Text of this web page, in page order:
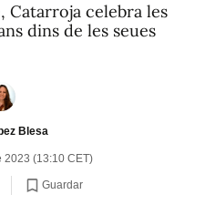
Catarroja celebra les
dins de les seues
Blesa
2023 (13:10 CET)
Guardar